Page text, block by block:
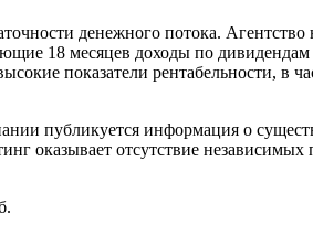
денежного потока.
18 месяцев доходы по дивидендам
показатели рентабельности, в
публикуется информация о
отсутствие независимых